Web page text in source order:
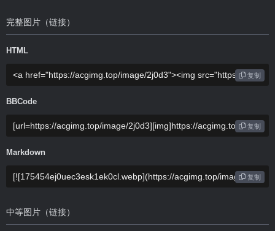
完整图片（链接）
HTML
复制
BBCode
复制
Markdown
复制
中等图片（链接）